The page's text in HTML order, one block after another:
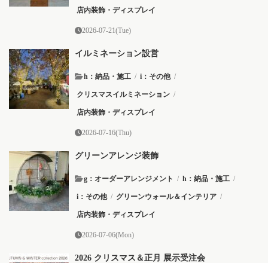
店内装飾・ディスプレイ
2026-07-21(Tue)
イルミネーション設営
h：納品・施工 / i：その他 /
クリスマスイルミネーション /
店内装飾・ディスプレイ
2026-07-16(Thu)
グリーンアレンジ装飾
g：オーダーアレンジメント / h：納品・施工 /
i：その他 / グリーンウォール＆インテリア /
店内装飾・ディスプレイ
2026-07-06(Mon)
2026 クリスマス＆正月 展示受注会